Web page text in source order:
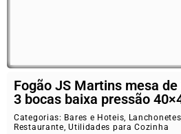
Fogão JS Martins mesa de
3 bocas baixa pressão
Categorias: Bares e Hoteis, Lanchonetes
Restaurante,Utilidades para Cozinha